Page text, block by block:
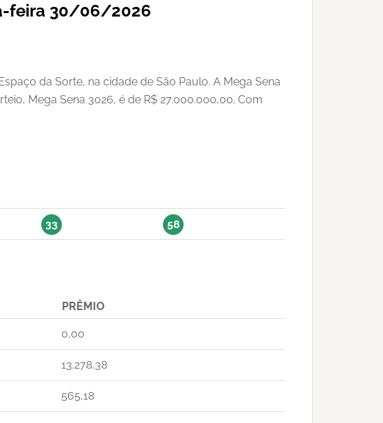
feira 30/06/2026
da Sorte, na cidade de São Paulo. A Mega Sena
Mega Sena 3026, é de R$ 27.000.000,00. Com
33 58
PRÊMIO
0,00
13.278,38
565,18